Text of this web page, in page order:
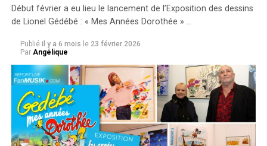
Début février a eu lieu le lancement de l’Exposition des dessins
de Lionel Gédébé : « Mes Années Dorothée » …
Publié il y a 6 mois le 23 février 2026
Par Angélique